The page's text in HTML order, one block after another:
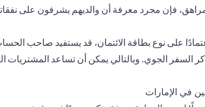
فإن مجرد معرفة أن والديهم يشرفون على
على نوع بطاقة الائتمان، قد يستفيد صاحب
السفر الجوي. وبالتالي يمكن أن تساعد المشتريات
في الإمارات